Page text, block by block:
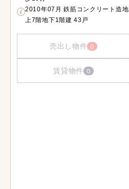
2010年07月 鉄筋コンクリート造地
上7階地下1階建 43戸
売出し物件 0
賃貸物件 0